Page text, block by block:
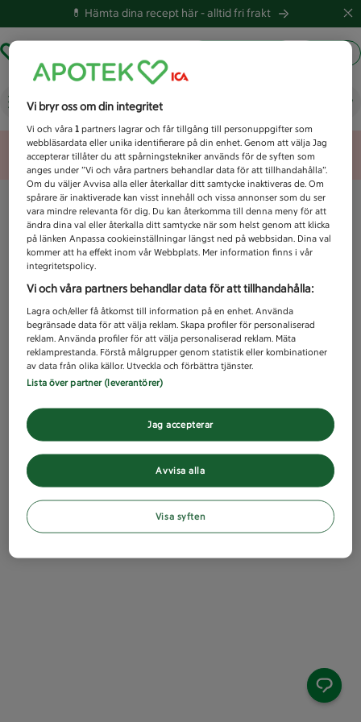
💊 Hämta dina recept här -alltid fri frakt
Vad letar du efter idag?
Unknown error
Vi bryr oss om din integritet
Vi och våra1 partners lagrar och får tillgång till personuppgifter som
webbläsardata eller unika identifierare på din enhet. Genom att välja Jag
accepterar tillåter du att spårningstekniker används för de syften som
anges under ”Vi och våra partners behandlar data för att tillhandahålla”.
Om du väljer Avvisa alla eller återkallar ditt samtycke inaktiveras de. Om
spårare är inaktiverade kan visst innehåll och vissa annonser som du ser
vara mindre relevanta för dig. Du kan återkomma till denna meny för att
ändra dina val eller återkalla ditt samtycke när som helst genom att klicka
på länken Anpassa cookieinställningar längst ned på webbsidan. Dina val
kommer att ha effekt inom vår Webbplats. Mer information finns i vår
integritetspolicy.
Vi och våra partners behandlar data för att tillhandahålla:
Lagra och/eller få åtkomst till information på en enhet. Använda
begränsade data för att välja reklam. Skapa profiler för personaliserad
reklam. Använda profiler för att välja personaliserad reklam. Mäta
reklamprestanda. Förstå målgrupper genom statistik eller kombinationer
av data från olika källor. Utveckla och förbättra tjänster.
Lista över partner (leverantörer)
Avvisa alla
Jag accepterar
Visa syften